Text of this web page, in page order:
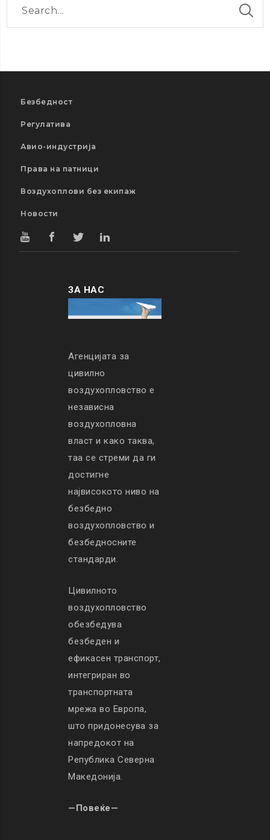
Безбедност
Регулатива
Авио-индустрија
Права на патници
Воздухоплови без екипаж
Новости
ЗА НАС
Агенцијата за
цивилно
воздухопловство е
независна
воздухопловна
власт и како таква,
таа се стреми да ги
достигне
највисокото ниво на
безбедно
воздухопловство и
безбедносните
стандарди.
Цивилното
воздухопловство
обезбедува
безбеден и
ефикасен транспорт,
интегриран во
транспортната
мрежа во Европа,
што придонесува за
напредокот на
Република Северна
Македонија.
—Повеќе—